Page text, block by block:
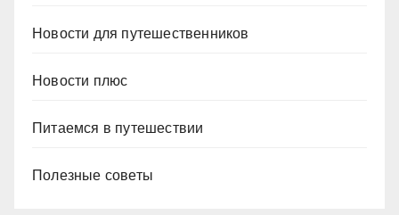
Новости для путешественников
Новости плюс
Питаемся в путешествии
Полезные советы